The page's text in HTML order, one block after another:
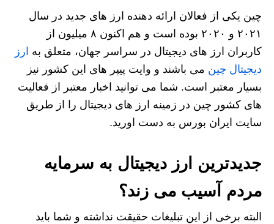
چین یکی از فعالان ارائه دهنده ارز های جدید در سال
۲۰۲۱ و ۲۰۲۰ بوده است و هم اکنون ۸ میلیون از
کاربران ارز های دیجیتال در سراسر جهان، متعلق به ارز
دیجیتال چین می‌ باشند و وایت پیپر های این کشور نیز
بسیار معتبر است. شما می توانید اخبار معتبر از فعالیت
های کشور چین در زمینه ارز های دیجیتال را از طریق
سایت ایران بورس به دست اورید.
جدیدترین ارز دیجیتال به سرمایه
مردم آسیب می زند؟
البته برخی از این تبلیغات حقیقت نداشته و شما باید